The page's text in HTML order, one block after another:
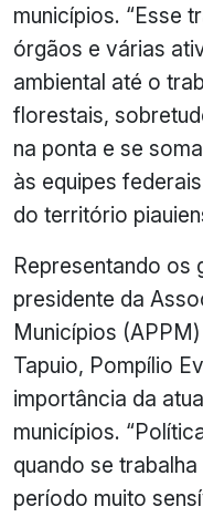
municípios. “Esse
órgãos e várias
ambiental até o
florestais,
na ponta e se
às equipes
do território
Representando os
presidente da
Municípios
Tapuio, Pompílio
importância da
municípios.
quando se
período muito